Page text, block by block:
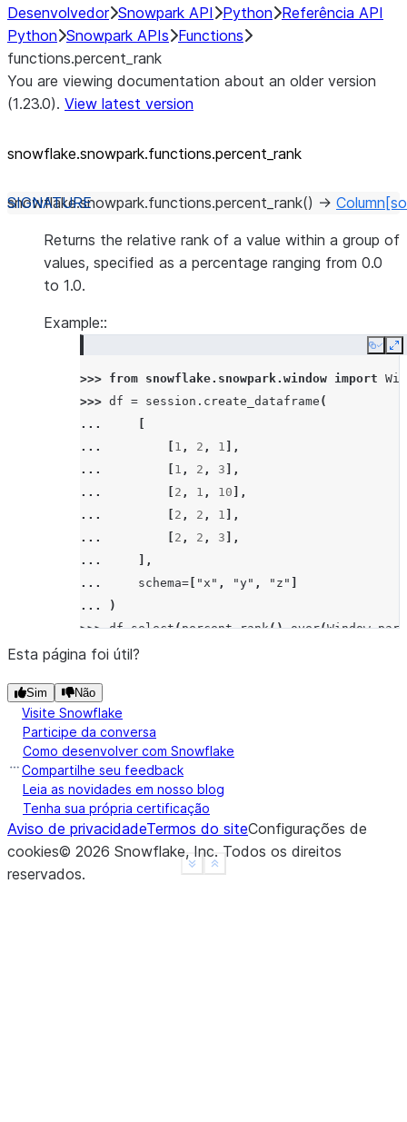
Desenvolvedor Snowpark API Python Referência API
Python Snowpark APIs Functions
functions.percent_rank
You are viewing documentation about an older version
(1.23.0). View latest version
snowflake.snowpark.functions.percent_ rank
snowflake.snowpark.functions.percent_rank() → Column
Returns the relative rank of a value within a group of
values, specified as a percentage ranging from 0.0
to 1.0.
Example::
Copy
>>> from snowflake.snowpark.window import
>>> df = session . create_dataframe (
...
...
1 , 2 , 1 ],
...
1 , 2 , 3 ],
...
2 , 1 , 10 ],
...
2 , 2 , 1 ],
...
2 , 2 , 3 ],
...
],
...
schema= "x" , "y" , "z"
...
)
>>> df.select(percent_rank().over(Window.
------------
------------
|0.0       |
|0.5       |
|0.5       |
|0.0       |
|0.0       |
------------
Show less
See more
Esta página foi útil?
Sim Não
Visite Snowflake
Participe da conversa
Como desenvolver com Snowflake
Compartilhe seu feedback
Leia as novidades em nosso blog
Tenha sua própria certificação
Aviso de privacidadeTermos do siteConfigurações de
cookies© 2026 Snowflake, Inc. Todos os direitos
reservados.